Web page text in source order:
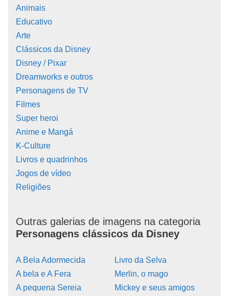
Animais
Educativo
Arte
Clássicos da Disney
Disney / Pixar
Dreamworks e outros
Personagens de TV
Filmes
Super heroi
Anime e Mangá
K-Culture
Livros e quadrinhos
Jogos de vídeo
Religiões
Outras galerias de imagens na categoria
Personagens clássicos da Disney
A Bela Adormecida
A bela e A Fera
A pequena Sereia
Livro da Selva
Merlin, o mago
Mickey e seus amigos